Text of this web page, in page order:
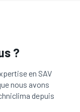
?
en SAV
nous avons
depuis